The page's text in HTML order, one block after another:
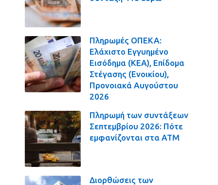
Πληρωμές ΟΠΕΚΑ:
Ελάχιστο Εγγυημένο
Εισόδημα (ΚΕΑ), Επίδομα
Στέγασης (Ενοικίου),
Προνοιακά Αυγούστου
2026
Πληρωμή των συντάξεων
Σεπτεμβρίου 2026: Πότε
εμφανίζονται στα ΑΤΜ
Διορθώσεις των